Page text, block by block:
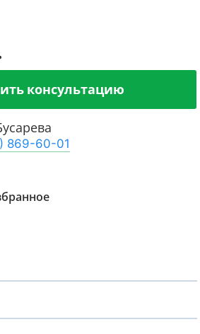
консультацию
869-60-01